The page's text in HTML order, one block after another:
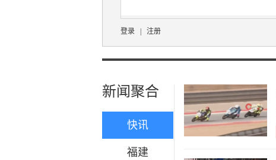
登录 注册
新闻聚合
快讯
福建